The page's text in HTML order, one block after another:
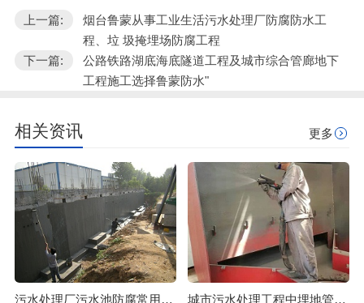
上一篇:
烟台鲁蒙从事工业生活污水处理厂防腐防水工
程、垃 圾掩埋场防腐工程
下一篇:
公路铁路湖底海底隧道工程及城市综合管廊地下
工程施工选择鲁蒙防水"
相关资讯 更多
污水处理厂污水池防腐常用材料的LM复合防腐防水涂料 城市污水处理工程中埋地管道防腐可选烟台鲁蒙喷涂聚脲涂料